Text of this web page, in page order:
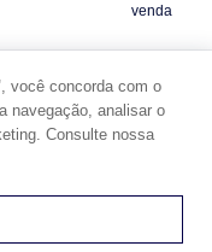
venda
, você concorda com o
navegação, analisar o
Consulte nossa